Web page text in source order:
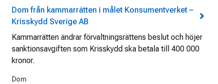
Dom från kammarrätten i målet Konsumentverket –
Krisskydd Sverige AB
Kammarrätten ändrar förvaltningsrättens beslut och höjer
sanktionsavgiften som Krisskydd ska betala till 400 000
kronor.
Dom